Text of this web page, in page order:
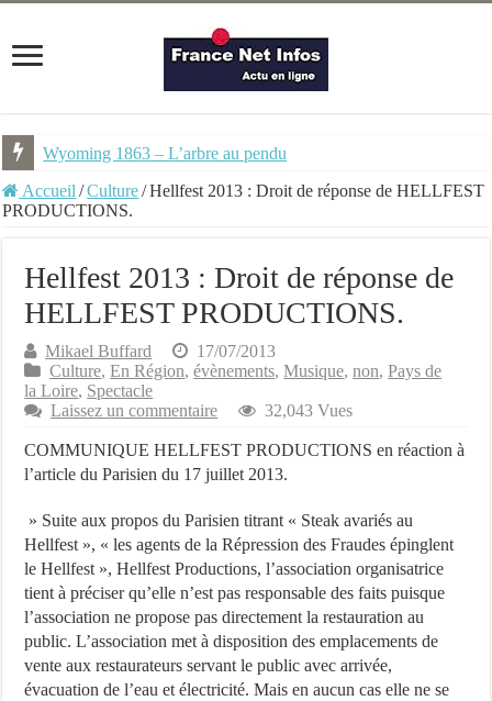
Wyoming 1863 – L’arbre au pendu
NEMU #7 – Spécial Steampunk – Revue trimestrielle
Accueil /Culture/Hellfest 2013 : Droit de réponse de HELLFEST
PRODUCTIONS.
Hellfest 2013 : Droit de réponse de
HELLFEST PRODUCTIONS.
Mikael Buffard
17/07/2013
Culture,En Région,évènements,Musique,non,Pays de
la Loire, Spectacle
Laissez un commentaire
32,043 Vues
COMMUNIQUE HELLFEST PRODUCTIONS en réaction à
l’article du Parisien du 17 juillet 2013.
» Suite aux propos du Parisien titrant « Steak avariés au
Hellfest », « les agents de la Répression des Fraudes épinglent
le Hellfest », Hellfest Productions, l’association organisatrice
tient à préciser qu’elle n’est pas responsable des faits puisque
l’association ne propose pas directement la restauration au
public. L’association met à disposition des emplacements de
vente aux restaurateurs servant le public avec arrivée,
évacuation de l’eau et électricité. Mais en aucun cas elle ne se